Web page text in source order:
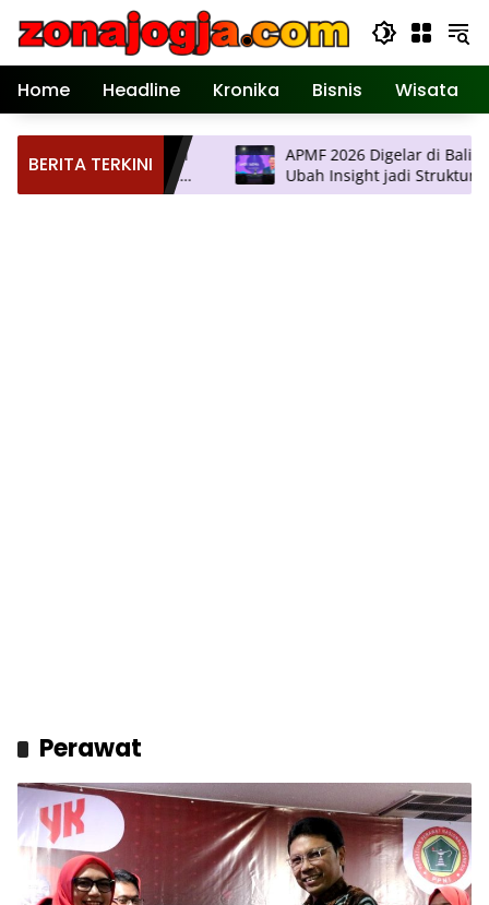
Home Headline Kronika Bisnis Wisata
BERITA TERKINI
Pertemuan Ilmiah
Hadirkan
Terkini
APMF 2026 Digelar di Bali,
Ubah Insight jadi Struktur
Pengambilan Keputusan
Perawat